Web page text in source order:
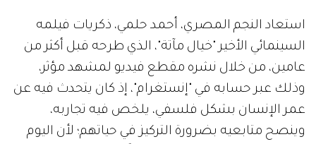
استعاد النجم المصري، أحمد حلمي، ذكريات فيلمه
السينمائي الأخير "خيال مآتة"، الذي طرحه قبل أكثر من
عامين، من خلال نشره مقطع فيديو لمشهد مؤثر،
وذلك عبر حسابه في "إنستغرام"، إذ كان يتحدث فيه عن
عمر الإنسان بشكل فلسفي، يلخص فيه تجاربه،
وينصح متابعيه بضرورة التركيز في حياتهم؛ لأن اليوم